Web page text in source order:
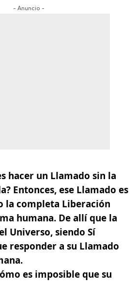
- Anuncio -
hacer un Llamado sin la
Entonces, ese Llamado es
la completa Liberación
humana. De allí que la
Universo, siendo Sí
responder a su Llamado
es imposible que su